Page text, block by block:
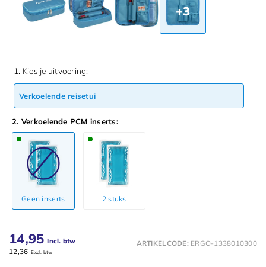
+3
1. Kies je uitvoering:
Verkoelende reisetui
2. Verkoelende PCM inserts:
Geen inserts 2 stuks
14,95 Incl. btw
12,36 Excl. btw
ARTIKELCODE: ERGO-1338010300